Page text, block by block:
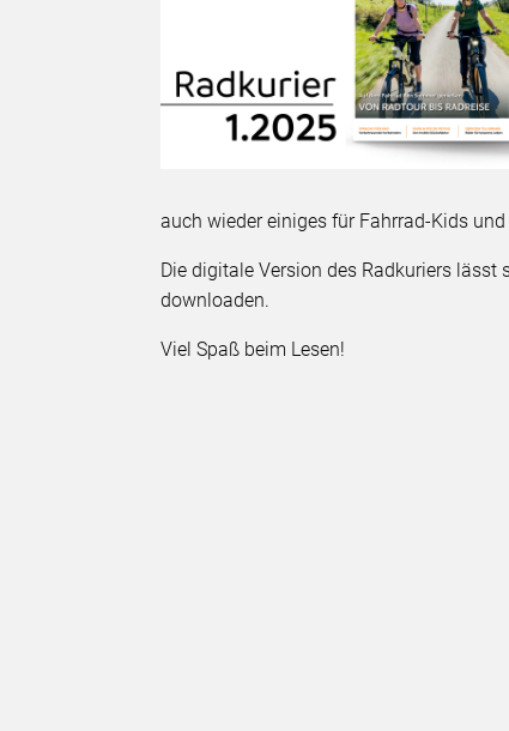
auch wieder einiges für Fahrrad-Kids
Die digitale Version des Radkuriers
downloaden.
Viel Spaß beim Lesen!